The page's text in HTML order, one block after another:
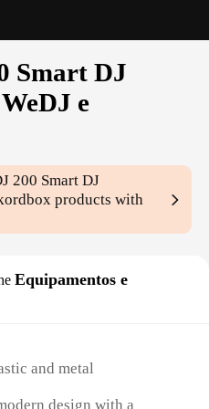
Smart DJ
e
200 Smart DJ
products with
Equipamentos e
and metal
design with a